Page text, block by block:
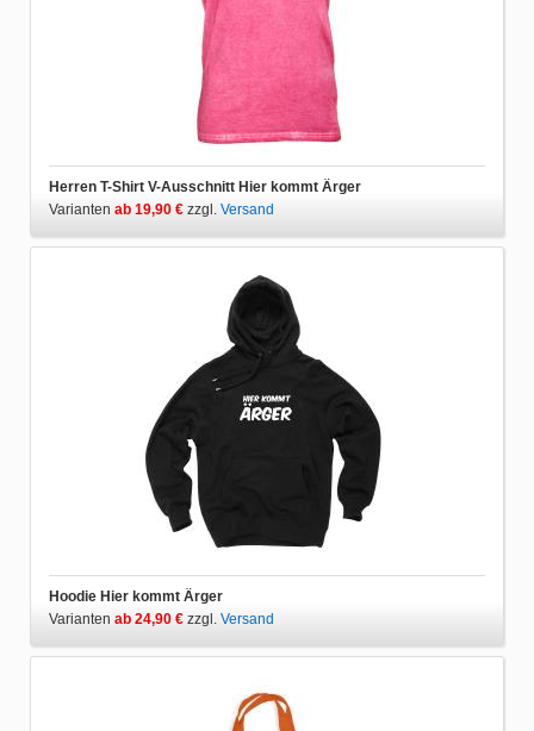
Herren T-Shirt V-Ausschnitt Hier kommt Ärger
Varianten ab 19,90 € zzgl. Versand
Hoodie Hier kommt Ärger
Varianten ab 24,90 € zzgl. Versand